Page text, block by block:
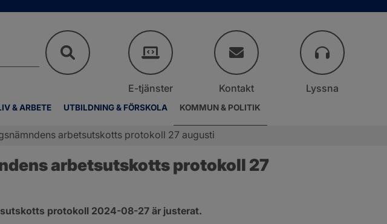
& ARBETE UTBILDNING & FÖRSKOLA KOMMUN & POLITIK
E-tjänster Kontakt Lyssna
arbetsutskotts protokoll 27 augusti
arbetsutskotts protokoll 27
protokoll 2024-08-27 är justerat.